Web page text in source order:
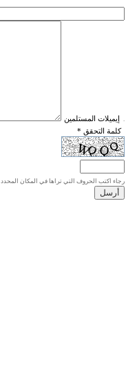
* إيميلات المستلمين اكتبوا كل إيميل في سطر واحد، والحد الأقصى للإيميلات هو 20 إيميلا.
* كلمة التحقق
رجاء اكتب الحروف التي تراها في المكان المحدد